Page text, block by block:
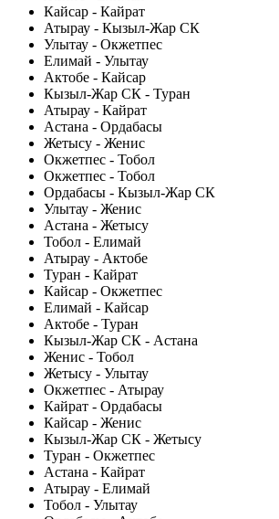
Кайсар - Кайрат
Атырау - Кызыл-Жар СК
Улытау - Окжетпес
Елимай - Улытау
Актобе - Кайсар
Кызыл-Жар СК - Туран
Атырау - Кайрат
Астана - Ордабасы
Жетысу - Женис
Окжетпес - Тобол
Окжетпес - Тобол
Ордабасы - Кызыл-Жар СК
Улытау - Женис
Астана - Жетысу
Тобол - Елимай
Атырау - Актобе
Туран - Кайрат
Кайсар - Окжетпес
Елимай - Кайсар
Актобе - Туран
Кызыл-Жар СК - Астана
Женис - Тобол
Жетысу - Улытау
Окжетпес - Атырау
Кайрат - Ордабасы
Кайсар - Женис
Кызыл-Жар СК - Жетысу
Туран - Окжетпес
Астана - Кайрат
Атырау - Елимай
Тобол - Улытау